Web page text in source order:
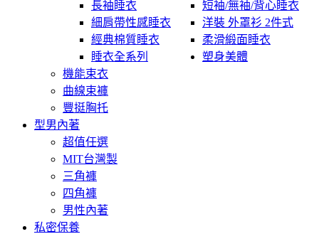
長袖睡衣
短袖/無袖/背心睡衣
細肩帶性感睡衣
洋裝 外罩衫 2件式
經典棉質睡衣
柔滑緞面睡衣
睡衣全系列
塑身美體
機能束衣
曲線束褲
豐挺胸托
型男內著
超值任選
MIT台灣製
三角褲
四角褲
男性內著
私密保養